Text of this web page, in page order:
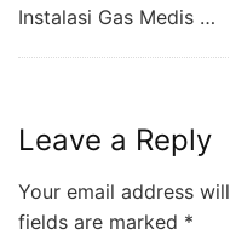
Instalasi Gas Medis …
Leave a Reply
Your email address
fields are marked *